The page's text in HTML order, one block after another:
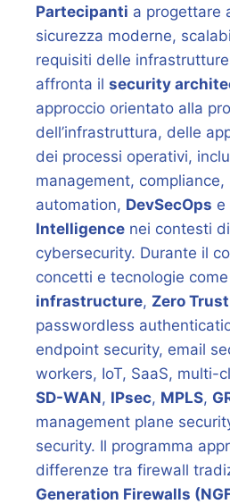
Partecipanti a progettare
sicurezza moderne,
requisiti delle
affronta il security
approccio orientato alla
dell’infrastruttura, delle
dei processi operativi,
management,
automation, DevSecOps e
Intelligence nei contesti di
cybersecurity. Durante il
concetti e tecnologie come
infrastructure, Zero Trust
passwordless
endpoint security, email
workers, IoT, SaaS, multi-
SD-WAN, IPsec, MPLS,
management plane
security. Il programma
differenze tra firewall
Generation Firewalls